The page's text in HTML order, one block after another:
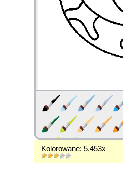
Kolorowane: 5,453x